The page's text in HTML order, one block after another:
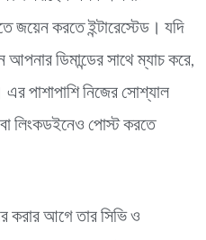
জয়েন করতে ইন্টারেস্টেড। যদি
ডিমান্ডের সাথে ম্যাচ করে,
এর পাশাপাশি নিজের সোশ্যাল
লিংকডইনেও পোস্ট করতে
করার আগে তার সিভি ও